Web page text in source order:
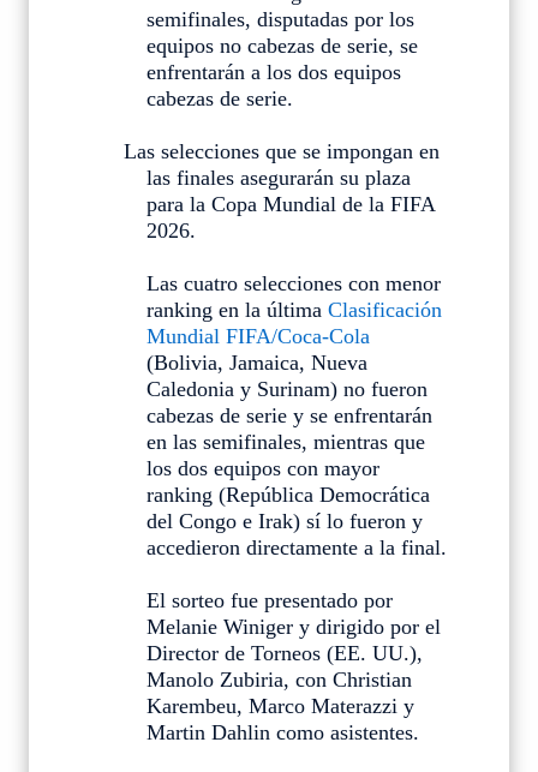
semifinales, disputadas por los
equipos no cabezas de serie, se
enfrentarán a los dos equipos
cabezas de serie.
Las selecciones que se impongan en
las finales asegurarán su plaza
para la Copa Mundial de la FIFA
2026.
Las cuatro selecciones con menor
ranking en la última Clasificación
Mundial FIFA/Coca-Cola
(Bolivia, Jamaica, Nueva
Caledonia y Surinam) no fueron
cabezas de serie y se enfrentarán
en las semifinales, mientras que
los dos equipos con mayor
ranking (República Democrática
del Congo e Irak) sí lo fueron y
accedieron directamente a la final.
El sorteo fue presentado por
Melanie Winiger y dirigido por el
Director de Torneos (EE. UU.),
Manolo Zubiria, con Christian
Karembeu, Marco Materazzi y
Martin Dahlin como asistentes.